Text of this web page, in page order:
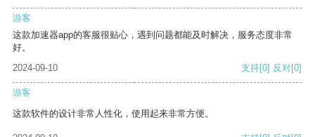
游客
这款加速器app的客服很贴心，遇到问题都能及时解决，服务态度非常
好。
2024-09-10
支持[0] 反对[0]
游客
这款软件的设计非常人性化，使用起来非常方便。